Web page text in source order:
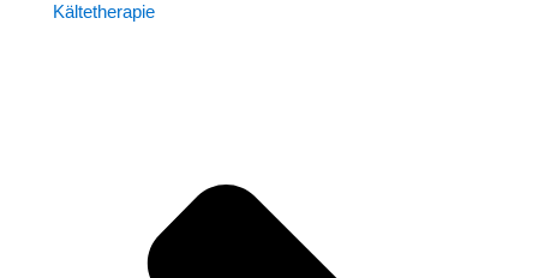
Kältetherapie